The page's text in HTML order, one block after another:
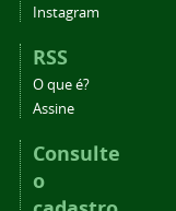
Instagram
RSS
O que é?
Assine
Consulte
o